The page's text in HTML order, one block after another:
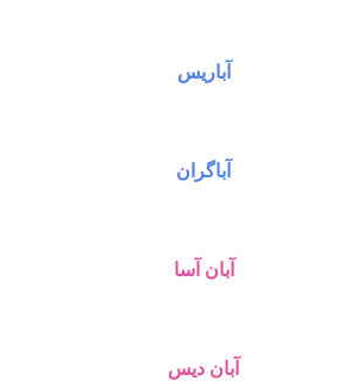
آباریس
آباگران
آبان آسا
آبان دیس